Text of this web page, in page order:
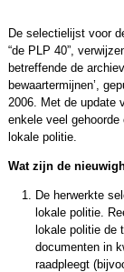
De selectielijst voor
“de PLP 40”,
betreffende de
bewaartermijnen’,
2006. Met de update
enkele veel
lokale politie.
Wat zijn de
De herwerkte
lokale politie.
lokale politie de
documenten in
raadpleegt